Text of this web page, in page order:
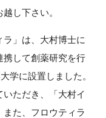
し下さい。
ラ」は、大村博士に
携して創薬研究を行
学に設置しました。
ただき、「大村イ
た、フロウティラ